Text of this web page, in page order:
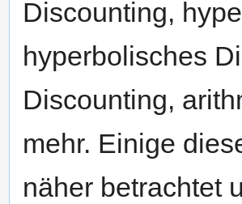
Discounting,
hyperbolisches
Discounting,
mehr. Einige
näher betrachtet